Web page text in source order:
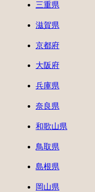
三重県
滋賀県
京都府
大阪府
兵庫県
奈良県
和歌山県
鳥取県
島根県
岡山県